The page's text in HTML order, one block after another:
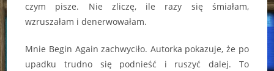
czym pisze. Nie zliczę, ile razy się śmiałam,
wzruszałam i denerwowałam.
Mnie Begin Again zachwyciło. Autorka pokazuje, że po
upadku trudno się podnieść i ruszyć dalej. To